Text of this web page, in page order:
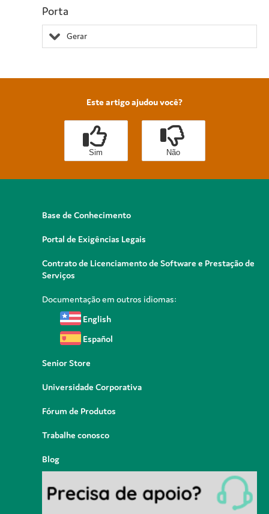
Porta
Gerar
Este artigo ajudou você?
Sim Não
Base de Conhecimento
Portal de Exigências Legais
Contrato de Licenciamento de Software e Prestação de
Serviços
Documentação em outros idiomas:
English
Español
Senior Store
Universidade Corporativa
Fórum de Produtos
Trabalhe conosco
Blog